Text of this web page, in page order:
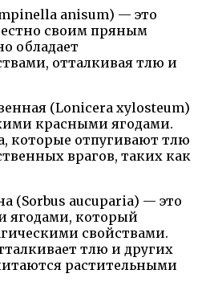
anisum) — это
своим пряным
обладает
отталкивая тлю и
(Lonicera xylosteum)
красными ягодами.
которые отпугивают тлю
врагов, таких как
(Sorbus aucuparia) — это
ягодами, который
свойствами.
тлю и других
растительными